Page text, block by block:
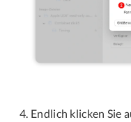
Endlich klicken Sie